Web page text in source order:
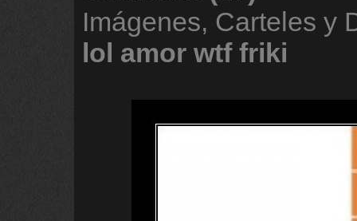
Imágenes, Carteles y
lol amor wtf friki